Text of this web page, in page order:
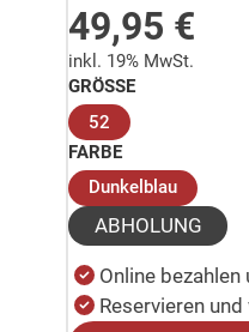
49,95 €
inkl. 19% MwSt.
GRÖSSE
52 (ausgewählt)
FARBE
Dunkelblau
ABHOLUNG
Online bezahlen
Reservieren